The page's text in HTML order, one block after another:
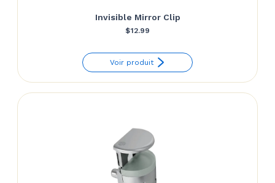
Invisible Mirror Clip
$12.99
Voir produit